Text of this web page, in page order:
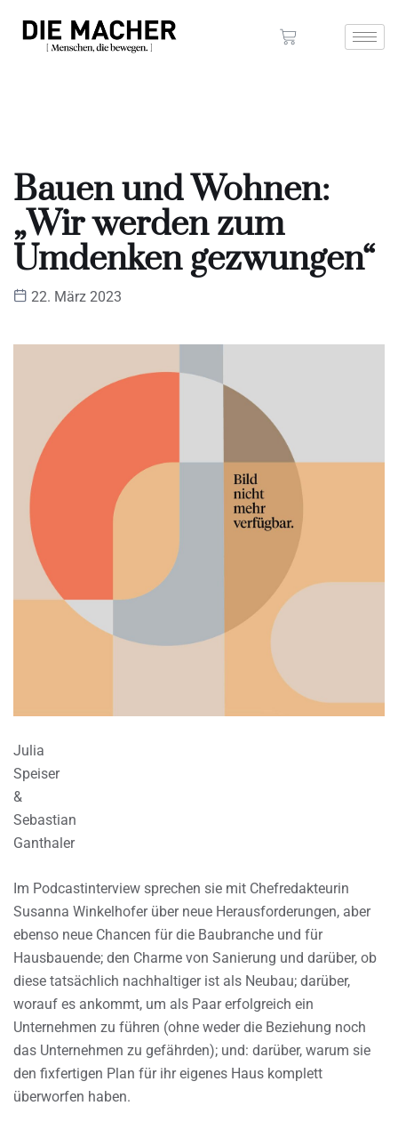
Bauen und Wohnen:
„Wir werden zum
Umdenken gezwungen“
22. März 2023
Julia
Speiser
&
Sebastian
Ganthaler
Im Podcastinterview sprechen sie mit Chefredakteurin
Susanna Winkelhofer über neue Herausforderungen, aber
ebenso neue Chancen für die Baubranche und für
Hausbauende; den Charme von Sanierung und darüber, ob
diese tatsächlich nachhaltiger ist als Neubau; darüber,
worauf es ankommt, um als Paar erfolgreich ein
Unternehmen zu führen (ohne weder die Beziehung noch
das Unternehmen zu gefährden); und: darüber, warum sie
den fixfertigen Plan für ihr eigenes Haus komplett
überworfen haben.